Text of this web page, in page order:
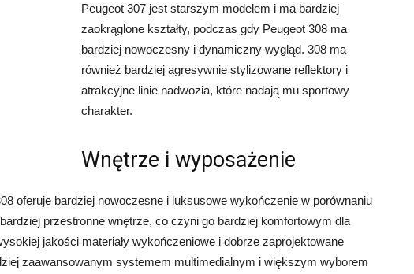
Peugeot 307 jest starszym modelem i ma bardziej
zaokrąglone kształty, podczas gdy Peugeot 308 ma
bardziej nowoczesny i dynamiczny wygląd. 308 ma
również bardziej agresywnie stylizowane reflektory i
atrakcyjne linie nadwozia, które nadają mu sportowy
charakter.
Wnętrze i wyposażenie
oferuje bardziej nowoczesne i luksusowe wykończenie w porównaniu
przestronne wnętrze, co czyni go bardziej komfortowym dla
jakości materiały wykończeniowe i dobrze zaprojektowane
zaawansowanym systemem multimedialnym i większym wyborem